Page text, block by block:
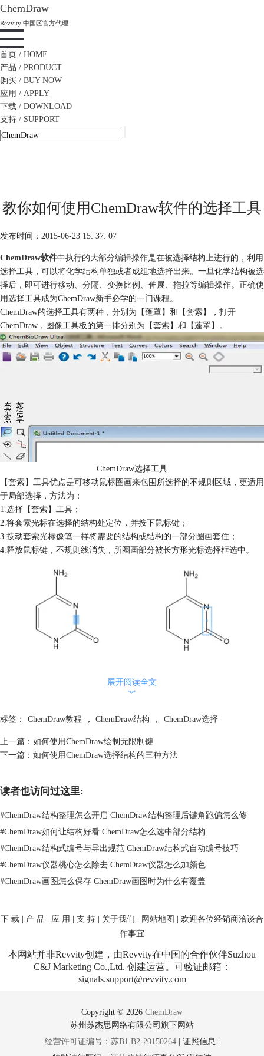
ChemDraw
Revvity 中国区官方代理
首页 / HOME
产品 / PRODUCT
购买 / BUY NOW
应用 / APPLY
下载 / DOWNLOAD
支持 / SUPPORT
教你如何使用ChemDraw软件的选择工具
发布时间：2015-06-23 15: 37: 07
ChemDraw软件中执行的大部分编辑操作是在被选择结构上进行的，利用
选择工具，可以将化学结构单独或者成组地选择出来。一旦化学结构被选
择后，即可进行移动、分隔、变换比例、伸展、拖拉等编辑操作。正确使
用选择工具成为ChemDraw新手必学的一门课程。
ChemDraw的选择工具有两种，分别为【蓬罩】和【套索】，打开
ChemDraw，图像工具板的第一排分别为【套索】和【蓬罩】。
ChemDraw选择工具
【套索】工具优点是可移动鼠标圈画来包围所选择的不规则区域，更适用
于局部选择，方法为：
1.选择【套索】工具；
2.将套索光标在选择的结构处定位，并按下鼠标键；
3.按动套索光标像笔一样将需要的结构或结构的一部分圈画套住；
4.释放鼠标键，不规则线消失，所圈画部分被长方形光标选择框选中。
ChemDraw套索工具
【蓬罩】工具更适用于整体选择，其方法：
2.将蓬罩光标在选择的结构处定位，并按下鼠标键；
4.释放鼠标键，所圈画部分被光标选择框选中。
ChemDraw蓬罩工具
局部或整体结构的选择还可以通过选择【蓬罩】或【套索】后，单双击窗
口中结构的一部分实现。
ChemDraw教程的内容，点击ChemDraw教程即可获取。
展开阅读全文
︾
标签： ChemDraw教程 ， ChemDraw结构 ， ChemDraw选择
上一篇： 如何使用ChemDraw绘制无限制键
下一篇： 如何使用ChemDraw选择结构的三种方法
读者也访问过这里:
#ChemDraw结构整理怎么开启 ChemDraw结构整理后键角跑偏怎么修
#ChemDraw如何让结构好看 ChemDraw怎么选中部分结构
#ChemDraw结构式编号与导出规范 ChemDraw结构式自动编号技巧
#ChemDraw仪器桃心怎么除去 ChemDraw仪器怎么加颜色
#ChemDraw画图怎么保存 ChemDraw画图时为什么有覆盖
下 载 产 品 应 用 支 持 关于我们 网站地图
| 欢迎各位经销商洽谈合
作事宜
本网站并非Revvity创建，由Revvity在中国的合作伙伴Suzhou
C&J Marketing Co.,Ltd. 创建运营。可验证邮箱：
signals.support@revvity.com
Copyright © 2026 ChemDraw
苏州苏杰思网络有限公司旗下网站
经营许可证编号：苏B1.B2-20150264| 证照信息